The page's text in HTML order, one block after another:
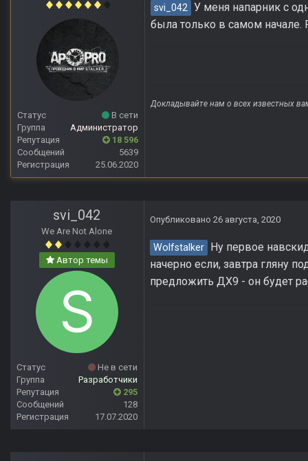
Статус
В сети
Группа
Администратор
Репутация
18 596
Сообщений
5639
Регистрация
25.06.2020
svi_042 У меня напарник с
была только в самом начале.
Докладывайте нам о всех известных
svi_042
We Are Not Alone
Автор темы
Статус
Не в сети
Группа
Разработчики
Репутация
295
Сообщений
128
Регистрация
17.07.2020
Опубликовано 26 августа, 2020
Wolfstalker
Ну первое
начерно если, завтра гляну
предложить ДХ9 - он будет